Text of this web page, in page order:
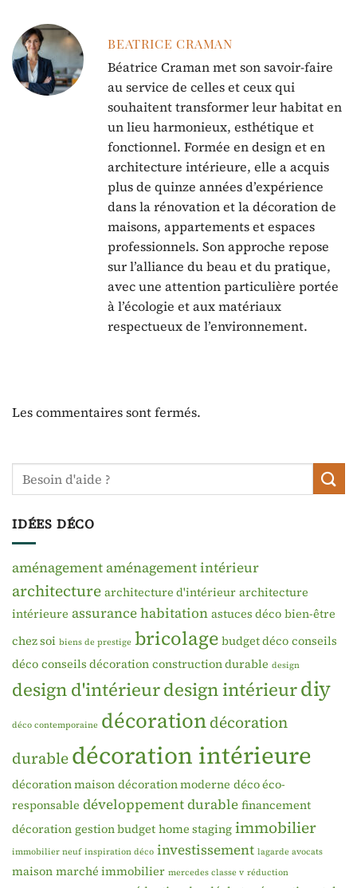
BEATRICE CRAMAN
Béatrice Craman met son savoir-faire
au service de celles et ceux qui
souhaitent transformer leur habitat en
un lieu harmonieux, esthétique et
fonctionnel. Formée en design et en
architecture intérieure, elle a acquis
plus de quinze années d’expérience
dans la rénovation et la décoration de
maisons, appartements et espaces
professionnels. Son approche repose
sur l’alliance du beau et du pratique,
avec une attention particulière portée
à l’écologie et aux matériaux
respectueux de l’environnement.
Les commentaires sont fermés.
IDÉES DÉCO
aménagementaménagement intérieur
architecture architecture d'intérieur architecture
intérieure assurance habitation astuces déco bien-être
chez soi biens de prestige bricolage budget déco conseils
déco conseils décoration construction durable design
design d'intérieurdesign intérieurdiy
déco contemporaine décorationdécoration
durabledécoration intérieure
décoration maison décoration moderne déco éco-
responsable développement durable financement
décoration gestion budget home staging immobilier
immobilier neuf inspiration déco investissement lagarde avocats
maison marché immobilier mercedes classe v réduction